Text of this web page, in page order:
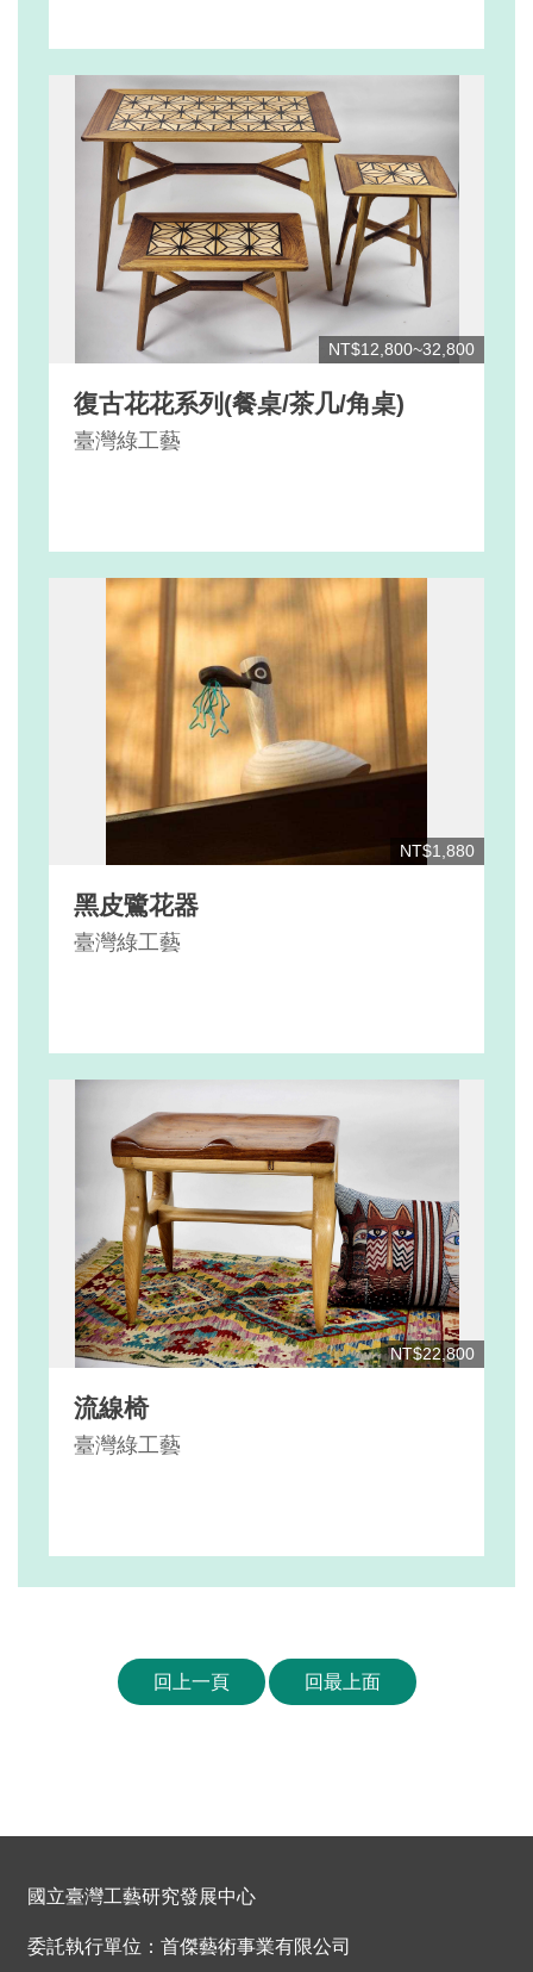
NT$12,800~32,800
復古花花系列(餐桌/茶几/角桌)
臺灣綠工藝
NT$1,880
黑皮鷺花器
臺灣綠工藝
NT$22,800
流線椅
臺灣綠工藝
回上一頁 回最上面
國立臺灣工藝研究發展中心
委託執行單位：首傑藝術事業有限公司